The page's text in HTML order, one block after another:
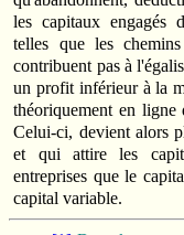
les capitaux engagés
telles que les
contribuent pas à
un profit inférieur à la
théoriquement en
Celui-ci, devient alors
et qui attire les
entreprises que le
capital variable.